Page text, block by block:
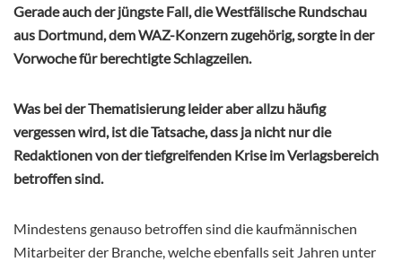
Gerade auch der jüngste Fall, die Westfälische Rundschau
aus Dortmund, dem WAZ-Konzern zugehörig, sorgte in der
Vorwoche für berechtigte Schlagzeilen.
Was bei der Thematisierung leider aber allzu häufig
vergessen wird, ist die Tatsache, dass ja nicht nur die
Redaktionen von der tiefgreifenden Krise im Verlagsbereich
betroffen sind.
Mindestens genauso betroffen sind die kaufmännischen
Mitarbeiter der Branche, welche ebenfalls seit Jahren unter